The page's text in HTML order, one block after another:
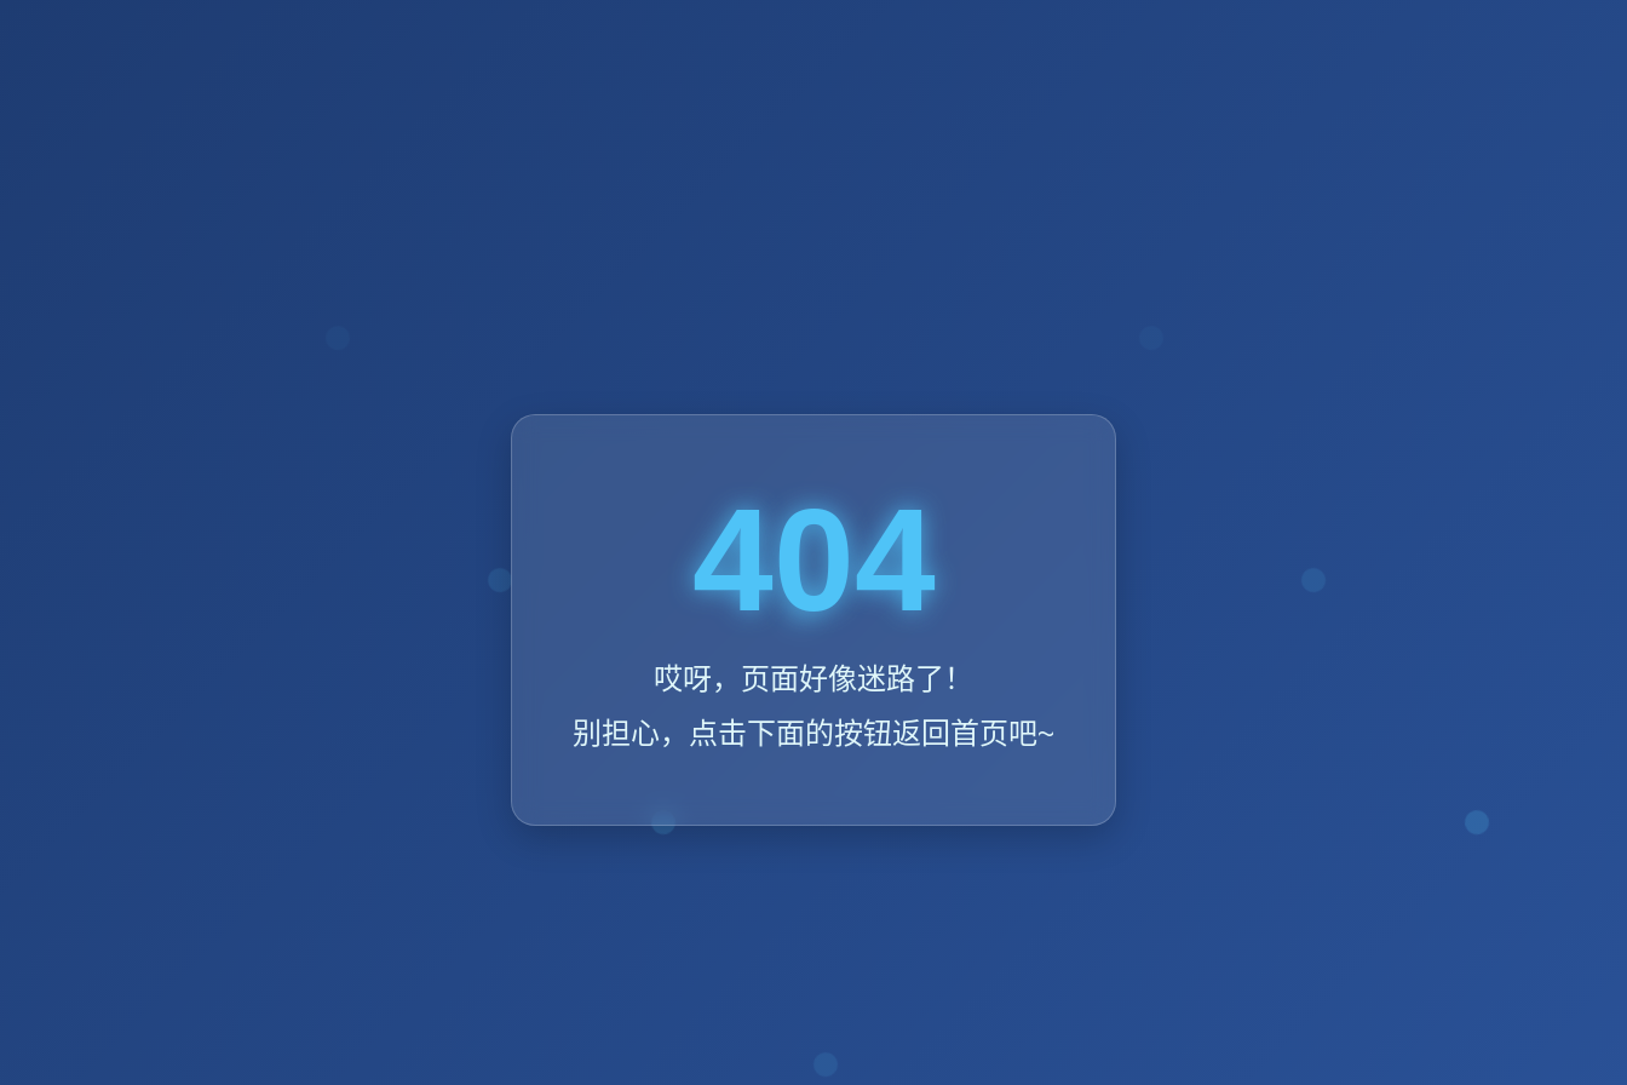
404
哎呀，页面好像迷路了！
别担心，点击下面的按钮返回首页吧~